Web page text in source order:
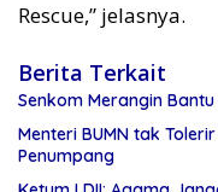
Rescue,” jelasnya.
Berita Terkait
Senkom Merangin
Menteri BUMN tak
Penumpang